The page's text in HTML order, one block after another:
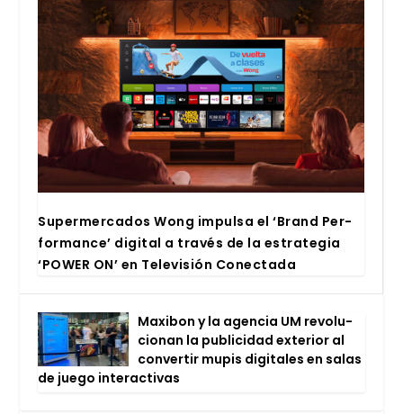
Super­mer­ca­dos Wong impul­sa el ‘Brand Per­
for­man­ce’ digi­tal a tra­vés de la estra­te­gia
‘POWER ON’ en Tele­vi­sión Conec­ta­da
Maxi­bon y la agen­cia UM revo­lu­
cio­nan la publi­ci­dad exte­rior al
con­ver­tir mupis digi­ta­les en salas
de jue­go inter­ac­ti­vas